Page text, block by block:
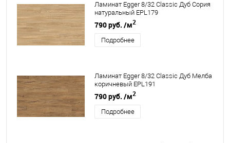
Ламинат Egger 8/32 Classic Дуб Сория
натуральный EPL179
790 руб. /м2
Подробнее
Ламинат Egger 8/32 Classic Дуб Мелба
коричневый EPL191
790 руб. /м2
Подробнее